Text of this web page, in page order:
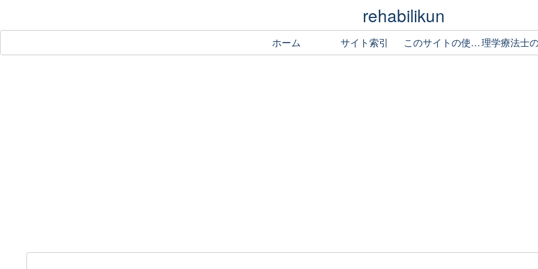
rehabilikun
ホーム サイト索引 このサイトの使い方